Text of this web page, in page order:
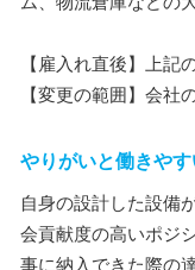
【雇入れ直後】上記
【変更の範囲】会社
やりがいと働きや
自身の設計した設備
会貢献度の高いポジ
事に納入できた際の